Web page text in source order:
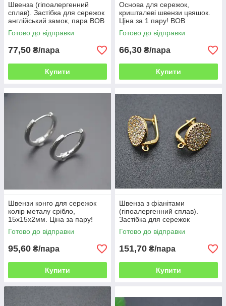
Швенза (гіпоалергенний
сплав). Застібка для сережок
англійський замок, пара ВОВ
Готово до відправки
77,50 ₴/пара
Купити
Основа для сережок,
кришталеві швензи цвяшок.
Ціна за 1 пару! ВОВ
Готово до відправки
66,30 ₴/пара
Купити
Швензи конго для сережок
колір металу срібло,
15х15х2мм. Ціна за пару!
ВОВ
Готово до відправки
95,60 ₴/пара
Купити
Швенза з фіанітами
(гіпоалергенний сплав).
Застібка для сережок
англійський замок, пара ВОВ
Готово до відправки
151,70 ₴/пара
Купити